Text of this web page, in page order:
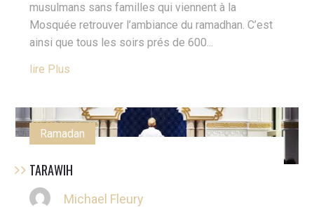
musulmans sans familles qui viennent à la
Mosquée retrouver l’ambiance du ramadhan. C’est
ainsi que tous les soirs prés de 600...
Lire Plus
Ramadan
TARAWIH
Michael Fleury